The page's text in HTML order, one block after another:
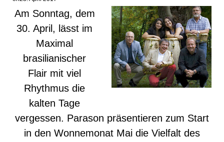
Am Sonntag, dem
30. April, lässt im
Maximal
brasilianischer
Flair mit viel
Rhythmus die
kalten Tage
vergessen. Parason präsentieren zum Start
in den Wonnemonat Mai die Vielfalt des